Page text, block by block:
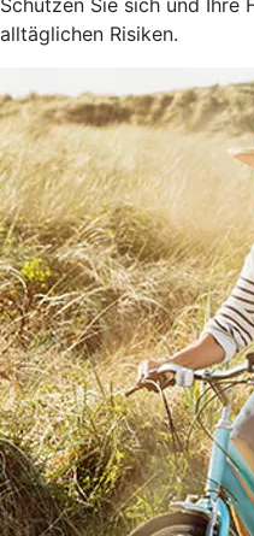
alltäglichen Risiken.